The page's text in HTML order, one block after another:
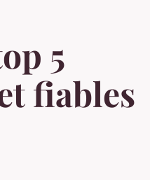
5
fiables